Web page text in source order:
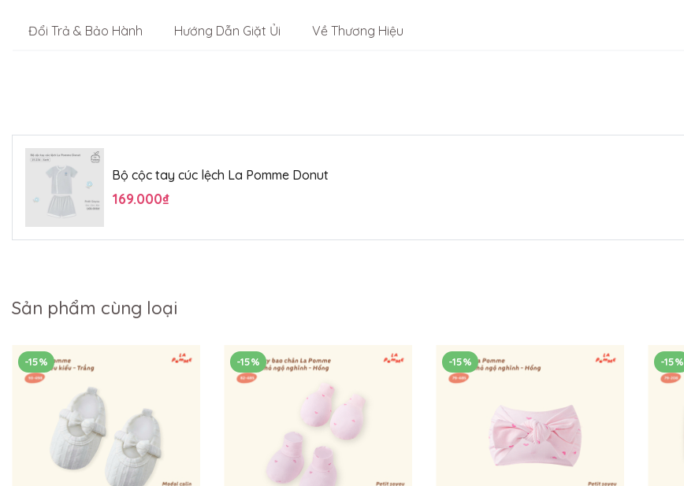
Đổi Trả & Bảo Hành Hướng Dẫn Giặt Ủi Về Thương Hiệu
Bộ cộc tay cúc lệch La Pomme Donut
169.000₫
Sản phẩm cùng loại
-15% -15% -15% -15%